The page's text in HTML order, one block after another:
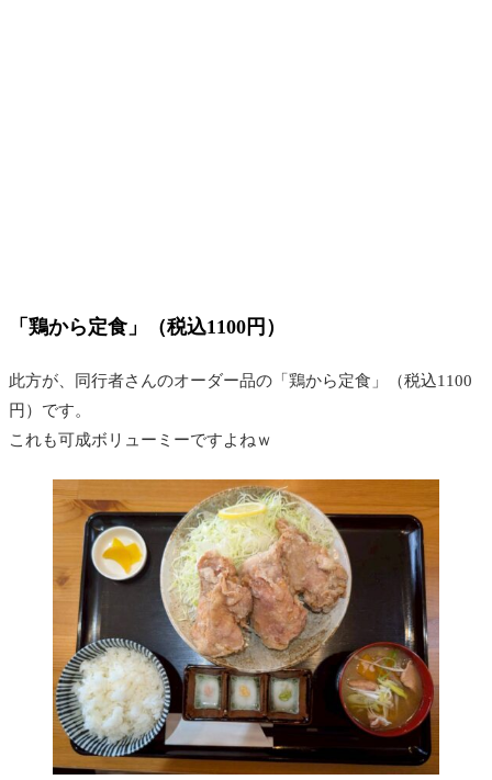
「鶏から定食」（税込1100円）
此方が、同行者さんのオーダー品の「鶏から定食」（税込1100
円）です。
これも可成ボリューミーですよねｗ